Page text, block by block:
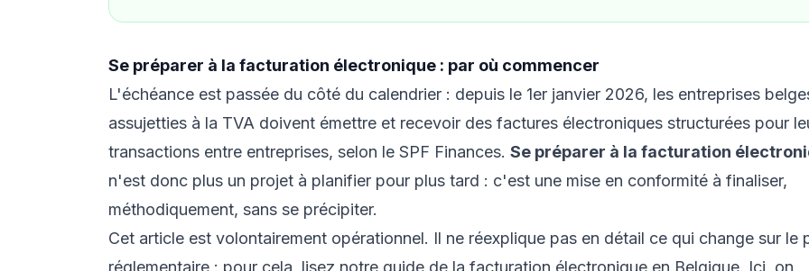
Se préparer à la facturation électronique : par où commencer
L'échéance est passée du côté du calendrier : depuis le 1er janvier 2026, les entreprises
assujetties à la TVA doivent émettre et recevoir des factures électroniques structurées pour
transactions entre entreprises, selon le SPF Finances. Se préparer à la facturation
n'est donc plus un projet à planifier pour plus tard : c'est une mise en conformité à finaliser,
méthodiquement, sans se précipiter.
Cet article est volontairement opérationnel. Il ne réexplique pas en détail ce qui change sur le
réglementaire : pour cela, lisez notre guide de la facturation électronique en Belgique. Ici, on